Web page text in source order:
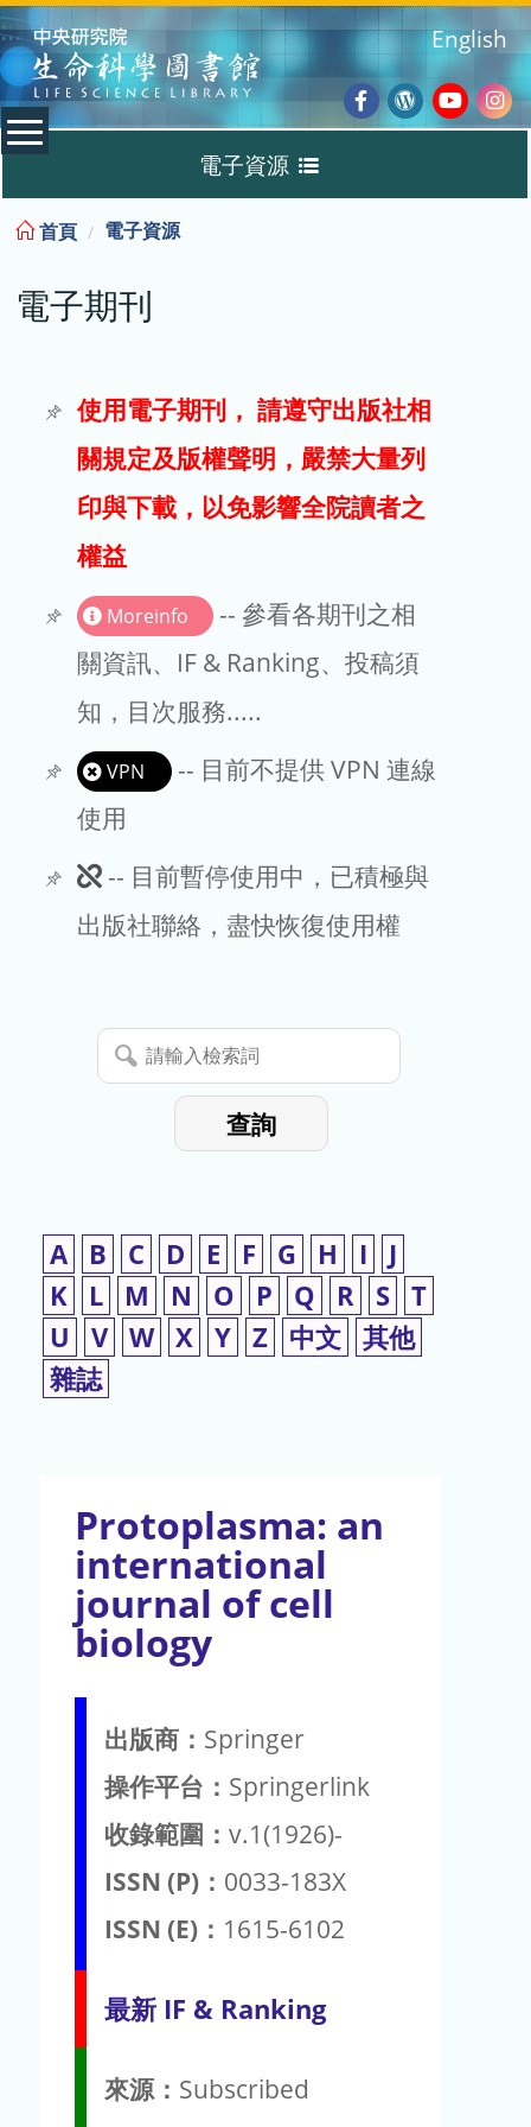
:::
Facebook
Wordpress
English
電子資源
電子期刊
試用
文章處理費
EndNote
首頁 電子資源
電子期刊
使用電子期刊， 請遵守出版社相
關規定及版權聲明，嚴禁大量列
印與下載，以免影響全院讀者之
權益
Moreinfo
-- 參看各期刊之相
關資訊、IF & Ranking、投稿須
知，目次服務.....
VPN
-- 目前不提供 VPN 連線
使用
此
期
暫
停
-- 目前暫停使用中，已積極與
出版社聯絡，盡快恢復使用權
請
輸
查詢
A B C D E F G H I
J
K
L M N O P Q R S T
U
V W X Y Z 中文 其他
雜誌
Protoplasma: an
international
journal of cell
biology
出版商： Springer
操作平台： Springerlink
收錄範圍： v.1(1926)-
ISSN (P)： 0033-183X
ISSN (E)： 1615-6102
最新 IF & Ranking
來源： Subscribed